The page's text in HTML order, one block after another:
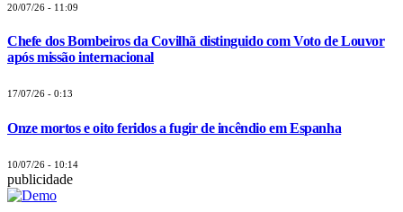
20/07/26 - 11:09
Chefe dos Bombeiros da Covilhã distinguido com Voto de Louvor
após missão internacional
17/07/26 - 0:13
Onze mortos e oito feridos a fugir de incêndio em Espanha
10/07/26 - 10:14
publicidade